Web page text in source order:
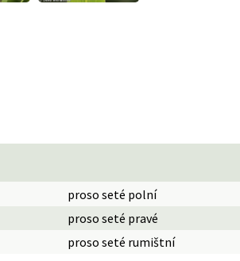
proso seté polní
proso seté pravé
proso seté rumištní